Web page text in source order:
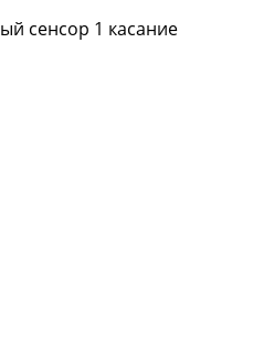
сенсор 1 касание